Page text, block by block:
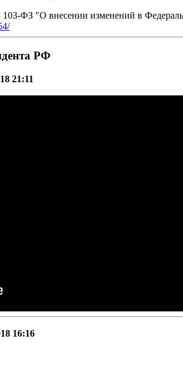
103-ФЗ "О внесении изменений в
РФ
21:11
16:16